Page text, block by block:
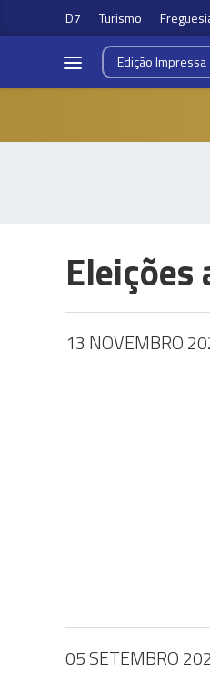
D7 Turismo
EdiçãoImpressa
Eleições
13 NOVEMBRO
05 SETEMBRO